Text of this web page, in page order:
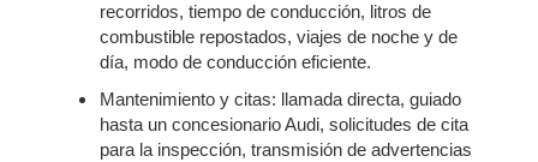
recorridos, tiempo de conducción, litros de
combustible repostados, viajes de noche y de
día, modo de conducción eficiente.
Mantenimiento y citas: llamada directa, guiado
hasta un concesionario Audi, solicitudes de cita
para la inspección, transmisión de advertencias